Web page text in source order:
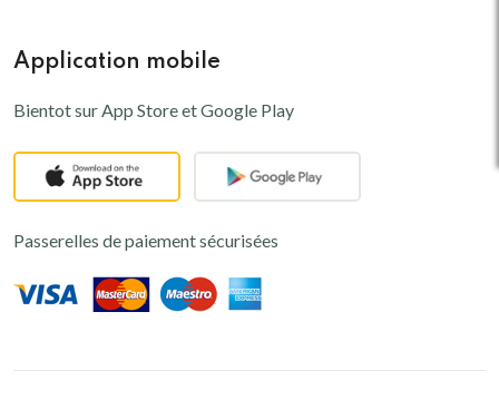
Application mobile
Bientot sur App Store et Google Play
Passerelles de paiement sécurisées